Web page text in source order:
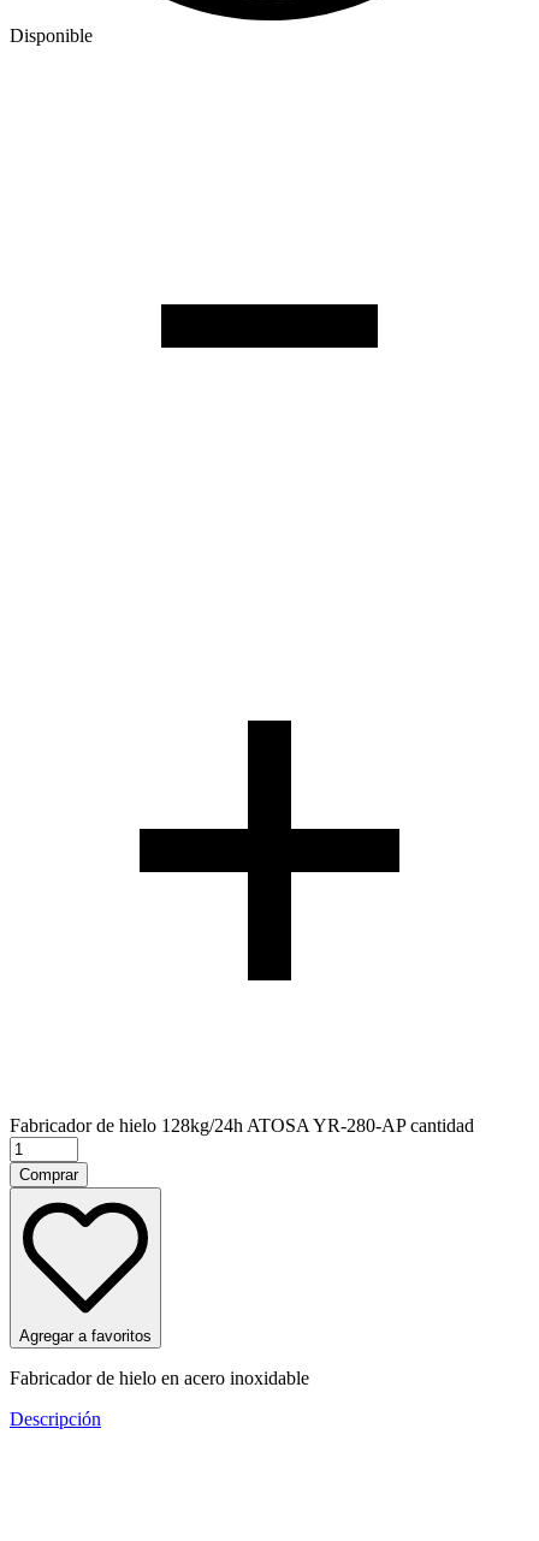
Disponible
Fabricador de hielo 128kg/24h ATOSA YR-280-AP cantidad
Comprar
Agregar a favoritos
Fabricador de hielo en acero inoxidable
Descripción